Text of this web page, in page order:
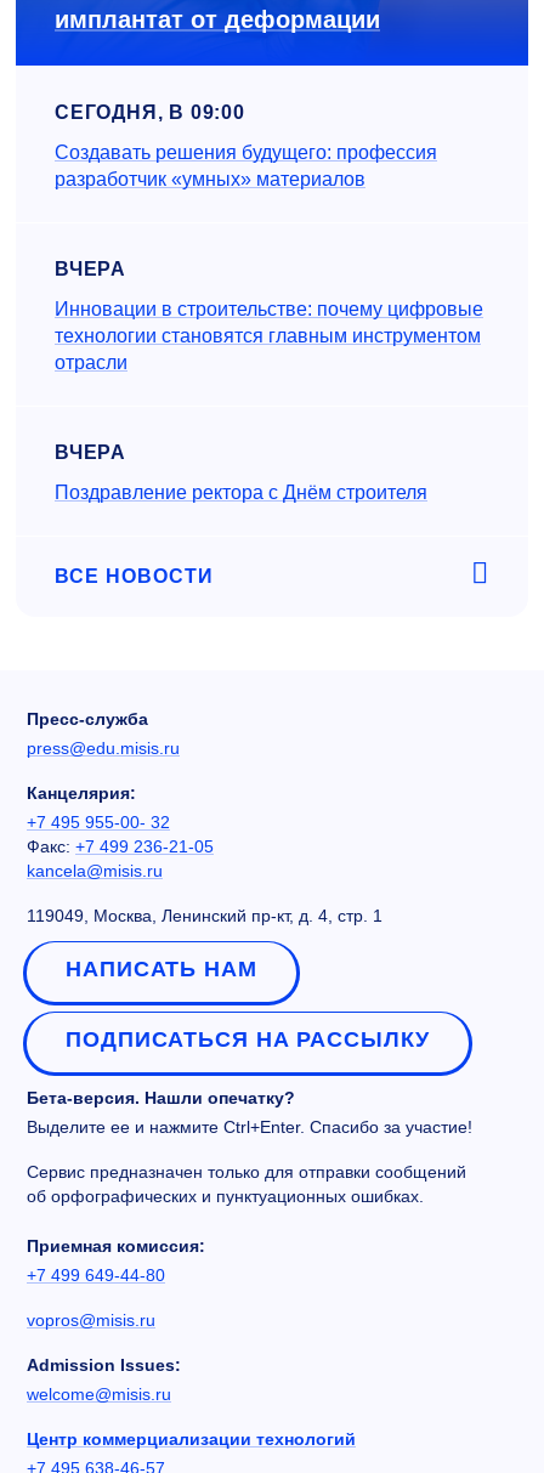
имплантат от деформации
СЕГОДНЯ, В 09:00
Создавать решения будущего: профессия
разработчик «умных» материалов
ВЧЕРА
Инновации в строительстве: почему цифровые
технологии становятся главным инструментом
отрасли
ВЧЕРА
Поздравление ректора с Днём строителя
ВСЕ НОВОСТИ
Пресс-служба
press@edu.misis.ru
Канцелярия:
+7 495 955-00- 32
Факс: +7 499 236-21-05
kancela@misis.ru
119049, Москва, Ленинский пр-кт, д. 4, стр. 1
НАПИСАТЬ НАМ
ПОДПИСАТЬСЯ НА РАССЫЛКУ
Бета-версия. Нашли опечатку?
Выделите ее и нажмите Ctrl+Enter. Спасибо за участие!
Сервис предназначен только для отправки сообщений
об орфографических и пунктуационных ошибках.
Приемная комиссия:
+7 499 649-44-80
vopros@misis.ru
Admission Issues:
welcome@misis.ru
Центр коммерциализации технологий
+7 495 638-46-57